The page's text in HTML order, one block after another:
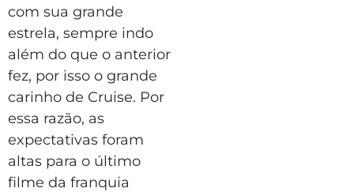
com sua grande
estrela, sempre indo
além do que o anterior
fez, por isso o grande
carinho de Cruise. Por
essa razão, as
expectativas foram
altas para o último
filme da franquia